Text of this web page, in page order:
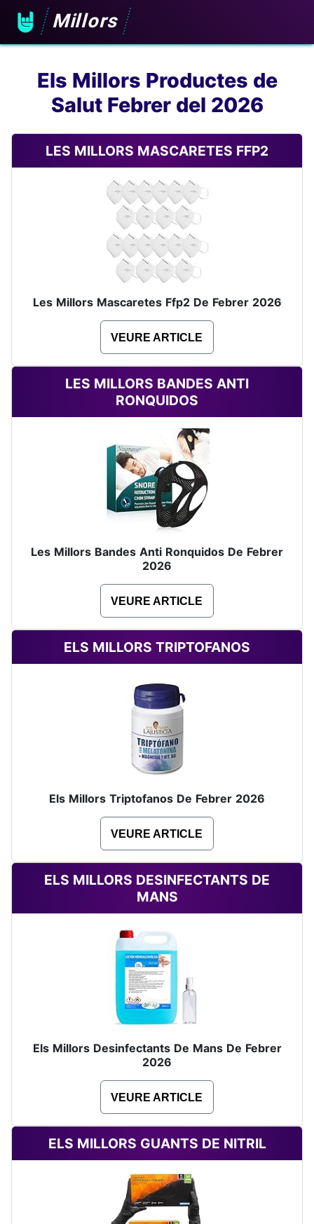
Millors
Els Millors Productes de
Salut Febrer del 2026
LES MILLORS MASCARETES FFP2
Les Millors Mascaretes Ffp2 De Febrer 2026
VEURE ARTICLE
LES MILLORS BANDES ANTI
RONQUIDOS
Les Millors Bandes Anti Ronquidos De Febrer
2026
VEURE ARTICLE
ELS MILLORS TRIPTOFANOS
Els Millors Triptofanos De Febrer 2026
VEURE ARTICLE
ELS MILLORS DESINFECTANTS DE
MANS
Els Millors Desinfectants De Mans De Febrer
2026
VEURE ARTICLE
ELS MILLORS GUANTS DE NITRIL